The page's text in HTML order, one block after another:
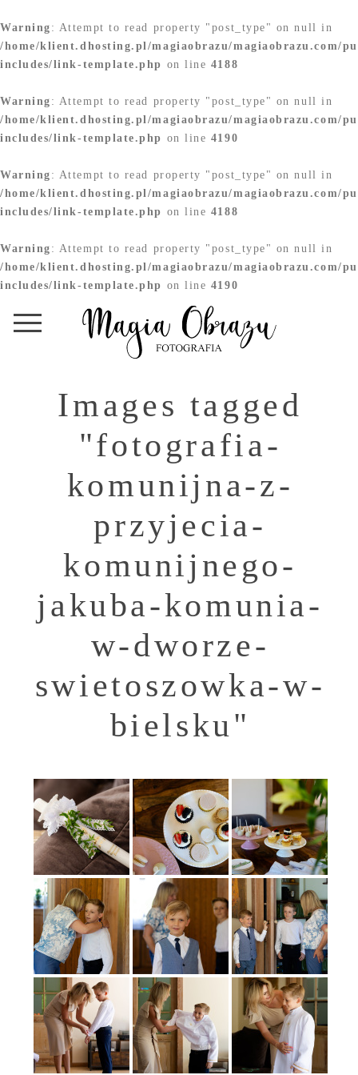
Warning : Attempt to read property "post_type" on null in
/home/klient.dhosting.pl/magiaobrazu/magiaobrazu.com/
includes/link-template.php on line 4188
Warning : Attempt to read property "post_type" on null in
/home/klient.dhosting.pl/magiaobrazu/magiaobrazu.com/
includes/link-template.php on line 4190
Warning : Attempt to read property "post_type" on null in
/home/klient.dhosting.pl/magiaobrazu/magiaobrazu.com/
includes/link-template.php on line 4188
Warning : Attempt to read property "post_type" on null in
/home/klient.dhosting.pl/magiaobrazu/magiaobrazu.com/
includes/link-template.php on line 4190
Images tagged
"fotografia-
komunijna-z-
przyjecia-
komunijnego-
jakuba-komunia-
w-dworze-
swietoszowka-w-
bielsku"